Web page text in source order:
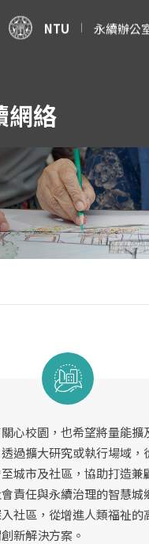
NTU 永續辦公
網絡
心校園，也希望將量能擴
過擴大研究或執行場域，
城市及社區，協助打造兼
責任與永續治理的智慧城
社區，從增進人類福祉的
新解決方案。